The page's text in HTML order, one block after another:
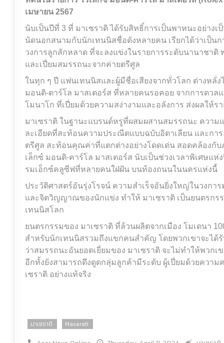
เมษายน 2567
นับเป็นปีที่ 3 ที่ มาเซราติ ได้รับสิทธิ์การเป็นพาหนะอย่าง
นัดนอกสนามกับนักเทนนิสชื่อดังหลายคน เรียกได้ว่าเป็น
วงการลูกสักหลาด ที่จะลงแข่งในรายการระดับนานาชา
และเปี่ยมสมรรถนะจากค่ายตรีศูล
ในทุก ๆ ปี แฟนเทนนิสและผู้มีชื่อเสียงจากทั่วโลก ต่างหลั่
มอนติ-ตาร์โล มาสเตอร์ส ที่หลายคนรอคอย จากการดว
โมนาโก ที่เปี่ยมด้วยความสง่างามและอลังการ ส่งผลให้
มาเซราติ ในฐานะแบรนด์หรูที่ผสมผสานสมรรถนะ ควา
ละเอียดที่สะท้อนความประณีตแบบฉบับอิตาเลียน และกา
ตรีศูล สะท้อนคุณค่าที่แตกต่างอย่างโดดเด่น สอดคล้องกั
เล็กซ์ มอนติ-คาร์โล มาสเตอร์ส นับเป็นช่วงเวลาพิเศษแ
รมเอ็กซ์คลูซีฟที่หลายคนใฝ่ฝัน บนท้องถนนในนครแห่งนี้
ประวัติศาสตร์อันรุ่งโรจน์ ความสำเร็จอันยิ่งใหญ่ในวงกา
และจิตวิญญาณของนักแข่ง ทำให้ มาเซราติ เป็นยนตรก
เทนนิสโลก
ยนตรกรรมของ มาเซราติ ที่ล้วนผลิตจากเมือง โมเดนา
สำหรับนักเทนนิสรวมถึงแขกคนสำคัญ โดยพวกเขาจะได้
ว่าสมรรถนะอันยอดเยี่ยมของ มาเซราติ จะไม่ทำให้พวก
อีกทั้งยังสามารถดึงดูดกลุ่มลูกค้ามีระดับ ผู้เปี่ยมด้วยควา
เซราติ อย่างแท้จริง
มาเซราติ Maserati